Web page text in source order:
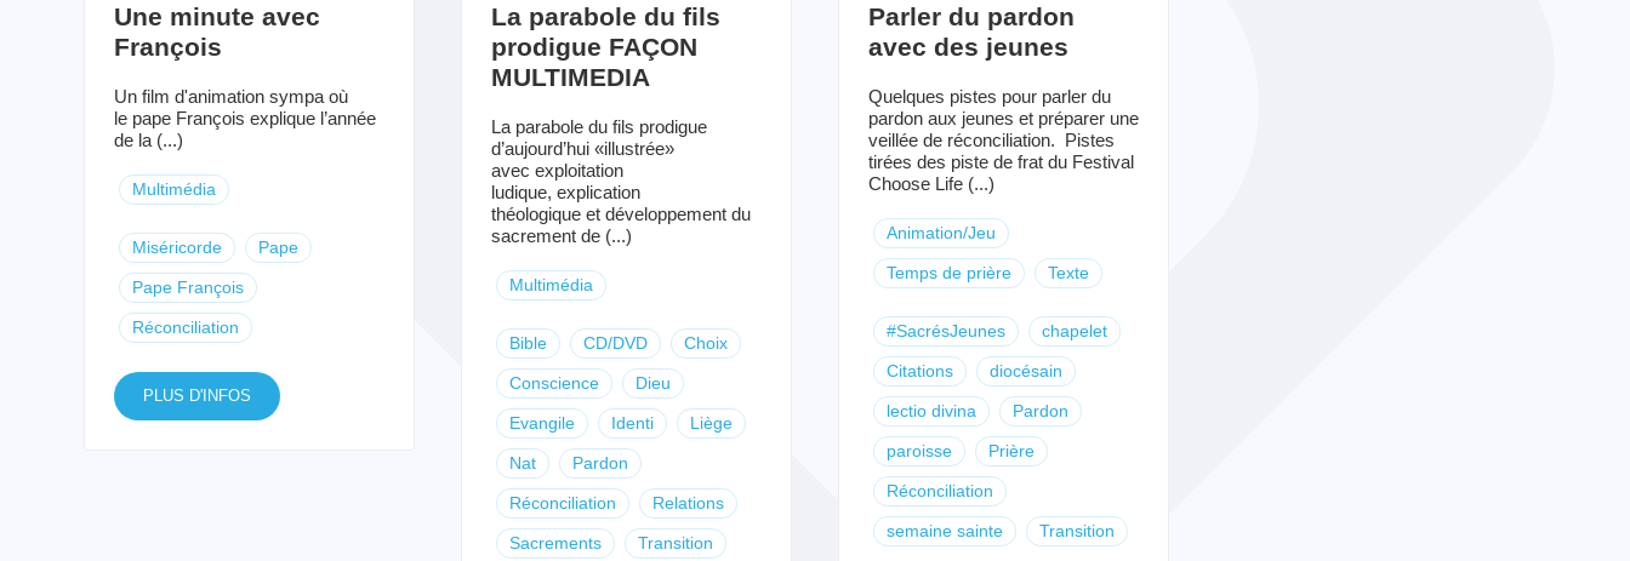
Une minute avec
François
Un film d'animation sympa où
le pape François explique l’année
de la (...)
Multimédia
Miséricorde Pape
Pape François
Réconciliation
PLUS D'INFOS
La parabole du fils
prodigue FAÇON
MULTIMEDIA
La parabole du fils prodigue
d’aujourd’hui «illustrée»
avec exploitation
ludique, explication
théologique et développement du
sacrement de (...)
Multimédia
Bible CD/DVD Choix
Conscience Dieu
Evangile Identi Liège
Nat Pardon
Réconciliation Relations
Sacrements Transition
Parler du pardon
avec des jeunes
Quelques pistes pour parler du
pardon aux jeunes et préparer une
veillée de réconciliation. Pistes
tirées des piste de frat du Festival
Choose Life (...)
Animation/Jeu
Temps de prière Texte
#SacrésJeunes chapelet
Citations diocésain
lectio divina Pardon
paroisse Prière
Réconciliation
semaine sainte Transition